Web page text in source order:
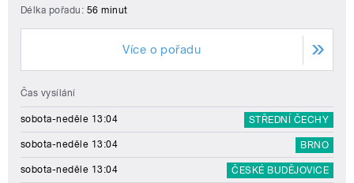
Délka pořadu: 56 minut
Více o pořadu
Čas vysílání
sobota-neděle 13:04 STŘEDNÍ ČECHY
sobota-neděle 13:04 BRNO
sobota-neděle 13:04 ČESKÉ BUDĚJOVICE